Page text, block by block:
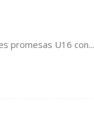
promesas U16 con...